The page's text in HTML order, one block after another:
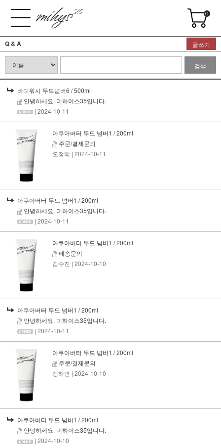
0
Q & A 글쓰기
검색
바디워시 무드넘버6 / 500ml
안녕하세요. 미하이스35입니다.
| 2024-10-11
아쿠아버터 무드 넘버1 / 200ml
주문/결제문의
오정혜 | 2024-10-11
아쿠아버터 무드 넘버1 / 200ml
안녕하세요. 미하이스35입니다.
| 2024-10-11
아쿠아버터 무드 넘버1 / 200ml
배송문의
김수진 | 2024-10-10
아쿠아버터 무드 넘버1 / 200ml
안녕하세요. 미하이스35입니다.
| 2024-10-11
아쿠아버터 무드 넘버1 / 200ml
주문/결제문의
정하연 | 2024-10-10
아쿠아버터 무드 넘버1 / 200ml
안녕하세요. 미하이스35입니다.
| 2024-10-10